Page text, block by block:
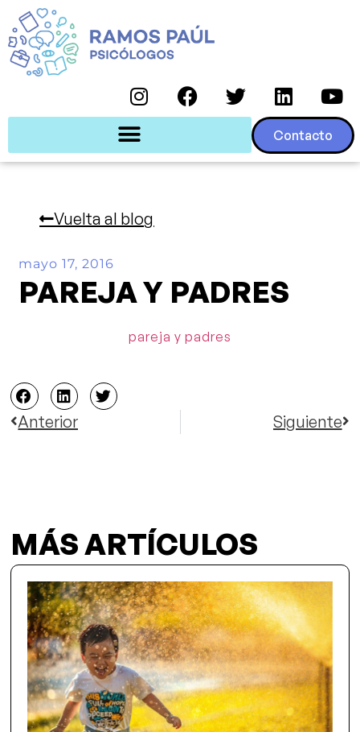
Contacto
Vuelta al blog
mayo 17, 2016
PAREJA Y PADRES
pareja y padres
Anterior Siguiente
MÁS ARTÍCULOS